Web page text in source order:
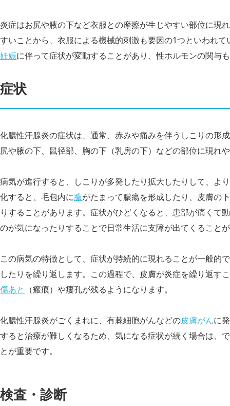
炎症はお尻や腋の下など衣服との摩擦が生じやすい部位に現
すいことから、衣服による機械的刺激も要因の1つといわれ
妊娠に伴って症状が変動することがあり、性ホルモンの関与
症状
化膿性汗腺炎の症状は、通常、赤みや痛みを伴うしこりの形
尻や腋の下、鼠径部、胸の下（乳房の下）などの部位に現れ
病気が進行すると、しこりが多発したり拡大したりして、よ
化すると、毛包内に膿がたまって膿瘍を形成したり、皮膚の
りすることがあります。症状がひどくなると、患部が痛くて
のが気になったりすることで日常生活に支障が出てくること
この病気の特徴として、症状が持続的に現れることが一般的
したりを繰り返します。この過程で、皮膚が炎症を繰り返す
傷あと （瘢痕）や瘻孔が残るようになります。
化膿性汗腺炎がごくまれに、有棘細胞がんなどの皮膚がんに
すると治療が難しくなるため、気になる症状が続く場合は、
とが重要です。
検査・診断